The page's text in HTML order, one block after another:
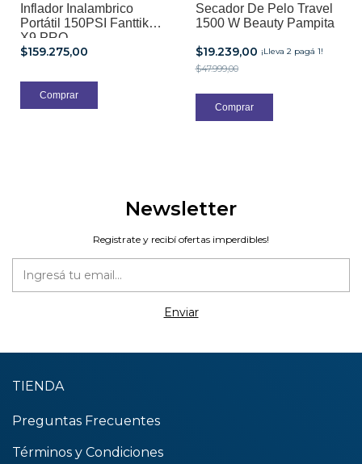
Inflador Inalambrico
Portátil 150PSI Fanttik
X9 PRO
$159.275,00
Secador De Pelo Travel
1500 W Beauty Pampita
$19.239,00 ¡Lleva 2 pagá 1!
$47.999,00
Newsletter
Registrate y recibí ofertas imperdibles!
TIENDA
Preguntas Frecuentes
Términos y Condiciones